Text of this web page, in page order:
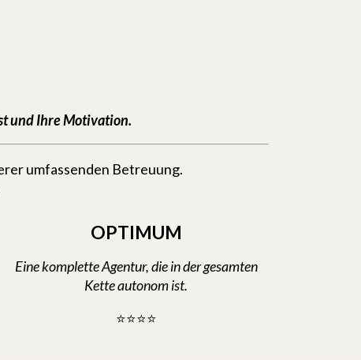
und Ihre Motivation.
umfassenden Betreuung.
OPTIMUM
Eine komplette Agentur, die in der gesamten
Kette autonom ist.
⭐⭐⭐⭐